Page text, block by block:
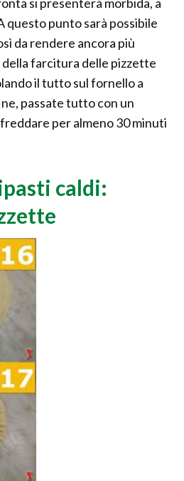
questo punto sarà possibile
da rendere ancora più
della farcitura delle pizzette
il tutto sul fornello a
passate tutto con un
per almeno 30 minuti
caldi: